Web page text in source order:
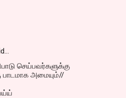
செய்பவர்களுக்கு
பாடமாக அமையும்//